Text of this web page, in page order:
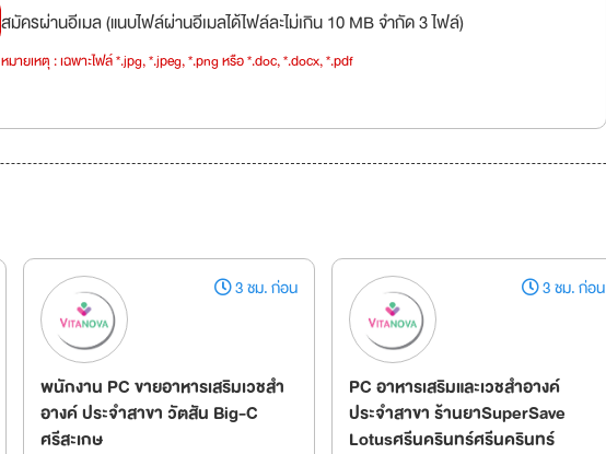
สมัครผ่านอีเมล (แนบไฟล์ผ่านอีเมลได้ไฟล์ละไม่เกิน 10 MB จำกัด 3 ไฟล์)
หมายเหตุ : เฉพาะไฟล์ *.jpg, *.jpeg, *.png หรือ *.doc, *.docx, *.pdf
3 ชม. ก่อน
พนักงาน PC ขายอาหารเสริมเวชสำ
อางค์ ประจำสาขา วัตสัน Big-C
ศรีสะเกษ
3 ชม. ก่อน
PC อาหารเสริมและเวชสำอางค์
ประจำสาขา ร้านยาSuperSave
Lotusศรีนครินทร์ศรีนครินทร์